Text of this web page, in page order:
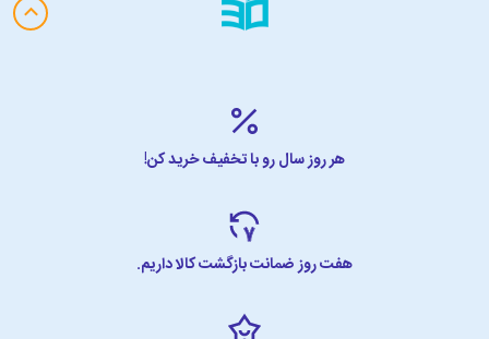
هر روز سال رو با تخفیف خرید کن!
هفت روز ضمانت بازگشت کالا داریم.